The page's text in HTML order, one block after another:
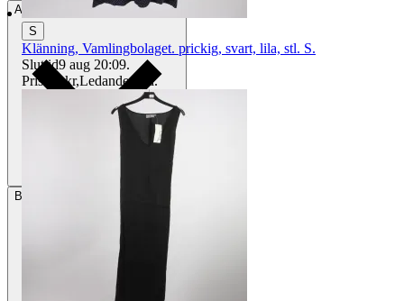
Avhämtning Stockholm, Sverige
Betalning
S
Klänning, Vamlingbolaget. prickig, svart, lila, stl. S.
Sluttid9 aug 20:09.
Pris:
35 kr,Ledande bud.